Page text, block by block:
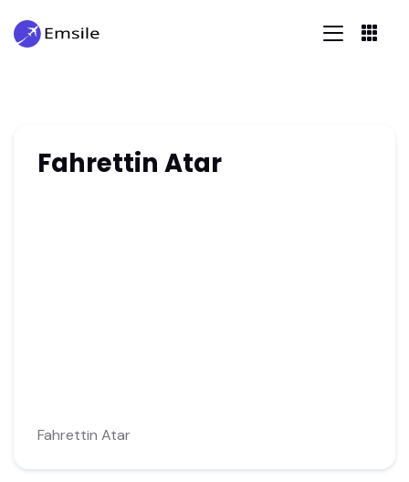
Fahrettin Atar
Fahrettin Atar